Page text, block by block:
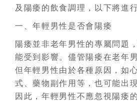
及陽痿的飲食調理，以下將進
一、年輕男性是否會陽痿
陽痿並非老年男性的專屬問題
能受到影響。儘管陽痿在老年
但年輕男性由於各種原因，如
式、藥物副作用等，也可能出
因此，年輕男性不應忽視陽痿